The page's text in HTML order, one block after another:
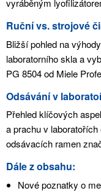
vyráběným
Ruční vs. strojové
Bližší pohled na
laboratorního skla a
PG 8504 od Miele
Odsávání v
Přehled klíčových
a prachu v
odsávacích ramen
Dále z obsahu:
Nové poznatky o